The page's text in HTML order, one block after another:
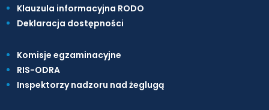
Klauzula informacyjna RODO
Deklaracja dostępności
Komisje egzaminacyjne
RIS-ODRA
Inspektorzy nadzoru nad żeglugą